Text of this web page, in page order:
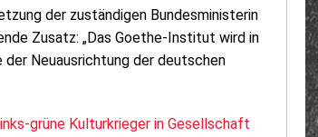
der zuständigen Bundesministerin
Zusatz: „Das Goethe-Institut wird in
Neuausrichtung der deutschen
links-grüne Kulturkrieger in Gesellschaft